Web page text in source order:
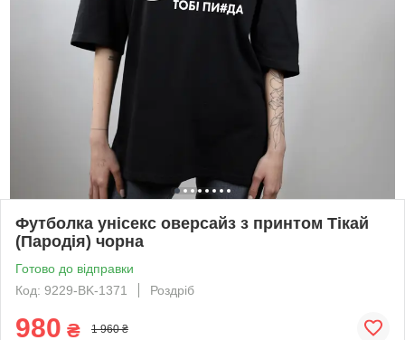
Футболка унісекс оверсайз з принтом Тікай
(Пародія) чорна
Готово до відправки
Код: 9229-BK-1371
Роздріб
980 ₴ 1 960 ₴